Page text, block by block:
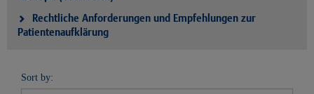
Rechtliche Anforderungen und Empfehlungen zur
Patientenaufklärung
Sort by: